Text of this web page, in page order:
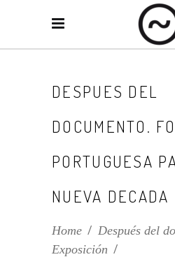
DESPUES DEL
DOCUMENTO.
PORTUGUESA
NUEVA DECADA
Home / Después del
Exposición /